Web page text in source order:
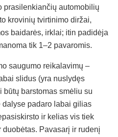
prasilenkiančių automobilių
krovinių tvirtinimo diržai,
baidarės, irklai; itin padidėja
tik 1–2 pavaromis.
saugumo reikalavimų –
slidus (yra nuslydęs
būtų barstomas smėliu su
dalyse padaro labai gilias
ir kelias vis tiek
Pavasarį ir rudenį